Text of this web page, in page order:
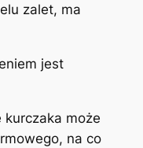
zalet, ma
jest
kurczaka może
na co